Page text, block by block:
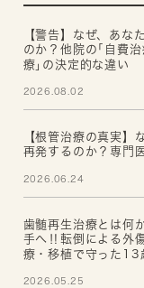
【警告】なぜ、あな
のか？他院の｢自費
療｣の決定的な違い
2026.08.02
【根管治療の真実】
再発するのか？専門
2026.06.24
歯髄再生治療とは何
手へ‼転倒による外
療・移植で守った13
2026.05.25